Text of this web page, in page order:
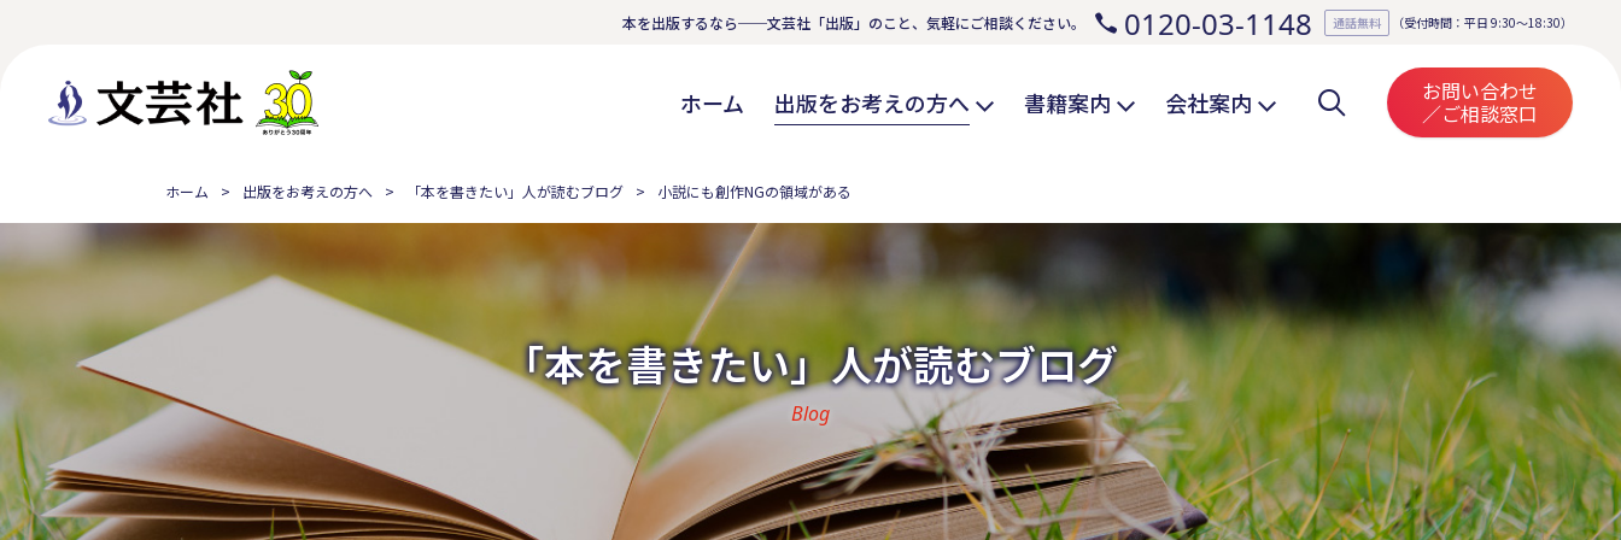
本を出版するなら──文芸社「出版」のこと、気軽にご相談ください。 0120-03-1148 通話無料 （受付時間：平日 9:30～18:30）
ホーム 出版をお考えの方へ 書籍案内 会社案内 お問い合わせ
／ご相談窓口
ホーム 出版をお考えの方へ 「本を書きたい」人が読むブログ 小説にも創作NGの領域がある
「本を書きたい」人が読むブログ
Blog